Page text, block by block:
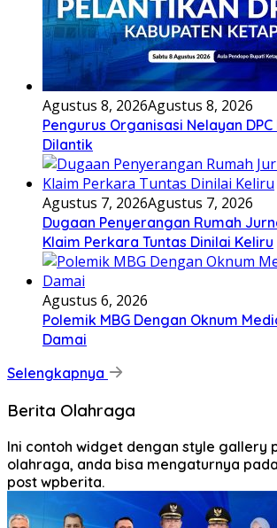
Agustus 8, 2026Agustus 8, 2026
Pengurus Organisasi Nelayan
Dilantik
Agustus 7, 2026Agustus 7, 2026
Dugaan Penyerangan Rumah
Klaim Perkara Tuntas Dinilai Keliru
Agustus 6, 2026
Polemik MBG Dengan Oknum
Damai
Selengkapnya
Berita Olahraga
Ini contoh widget dengan style gallery
olahraga, anda bisa mengaturnya
post wpberita.